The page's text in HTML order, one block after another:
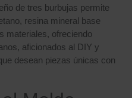
de tres burbujas permite
resina mineral base
materiales, ofreciendo
aficionados al DIY y
desean piezas únicas con